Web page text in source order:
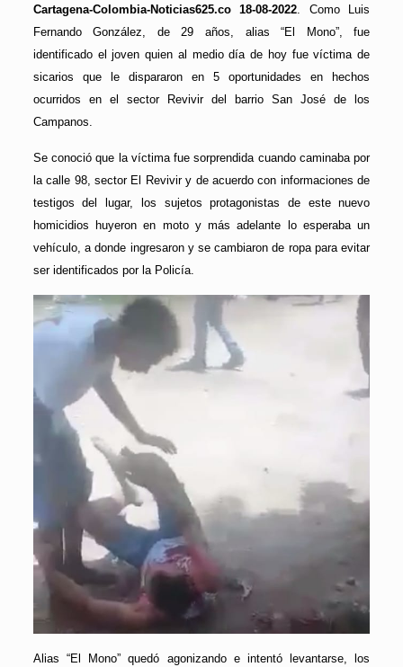
Cartagena-Colombia-Noticias625.co 18-08-2022 . Como Luis
Fernando González, de 29 años, alias “El Mono”, fue
identificado el joven quien al medio día de hoy fue víctima de
sicarios que le dispararon en 5 oportunidades en hechos
ocurridos en el sector Revivir del barrio San José de los
Campanos.
Se conoció que la víctima fue sorprendida cuando caminaba por
la calle 98, sector El Revivir y de acuerdo con informaciones de
testigos del lugar, los sujetos protagonistas de este nuevo
homicidios huyeron en moto y más adelante lo esperaba un
vehículo, a donde ingresaron y se cambiaron de ropa para evitar
ser identificados por la Policía.
Alias “El Mono” quedó agonizando e intentó levantarse, los